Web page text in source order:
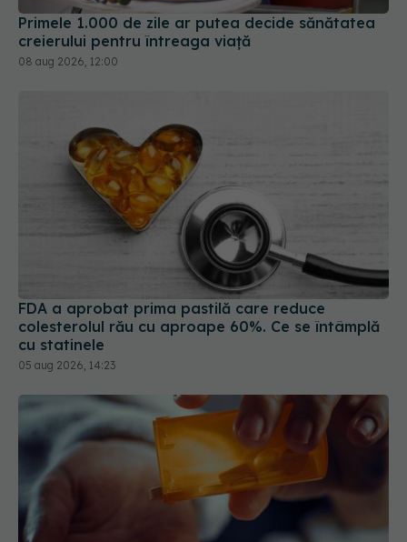
Primele 1.000 de zile ar putea decide sănătatea
creierului pentru întreaga viață
08 aug 2026, 12:00
FDA a aprobat prima pastilă care reduce
colesterolul rău cu aproape 60%. Ce se întâmplă
cu statinele
05 aug 2026, 14:23